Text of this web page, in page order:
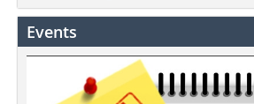
Events